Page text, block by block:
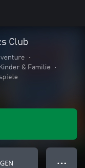
Club
•
Kinder & Familie
•
● ● ●